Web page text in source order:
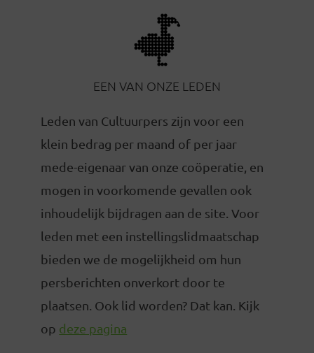
EEN VAN ONZE LEDEN
Leden van Cultuurpers zijn voor een
klein bedrag per maand of per jaar
mede-eigenaar van onze coöperatie, en
mogen in voorkomende gevallen ook
inhoudelijk bijdragen aan de site. Voor
leden met een instellingslidmaatschap
bieden we de mogelijkheid om hun
persberichten onverkort door te
plaatsen. Ook lid worden? Dat kan. Kijk
op deze pagina